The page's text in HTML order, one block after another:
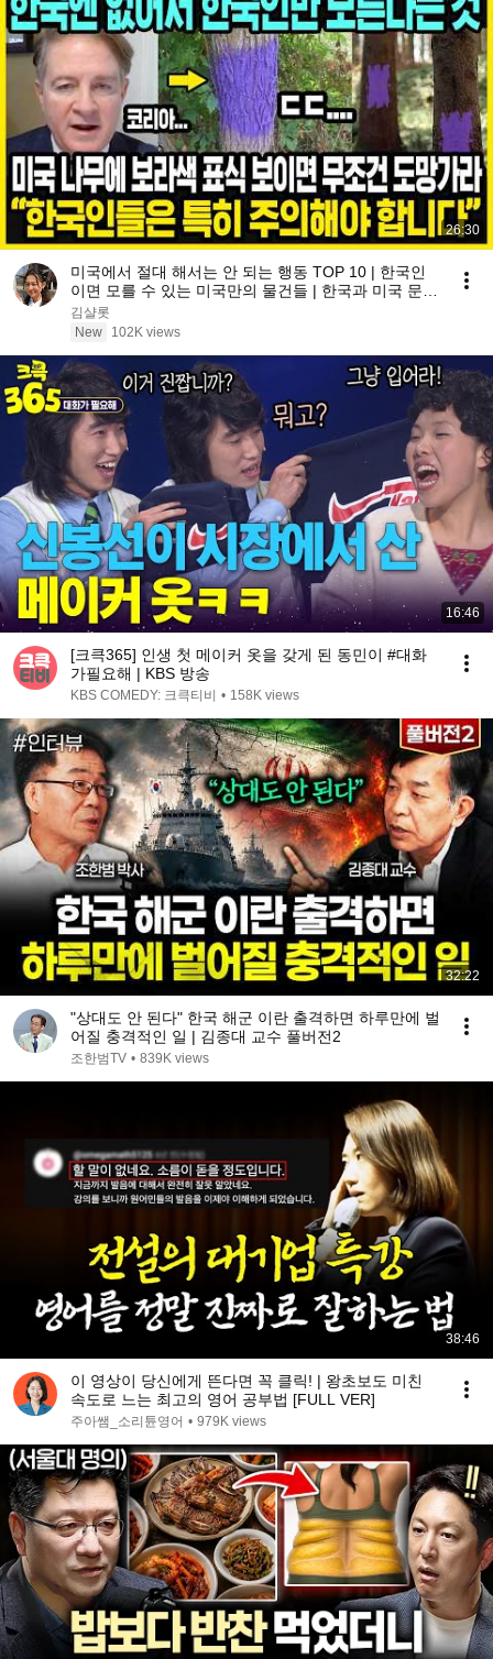
26:30
미국에서 절대 해서는 안 되는 행동 TOP 10 | 한국인
이면 모를 수 있는 미국만의 물건들 | 한국과 미국 문화
의 차이와 특징
김샬롯
New
102K views
16:46
[크큭365] 인생 첫 메이커 옷을 갖게 된 동민이 #대화
가필요해 | KBS 방송
KBS COMEDY: 크큭티비 • 158K views
32:22
"상대도 안 된다" 한국 해군 이란 출격하면 하루만에 벌
어질 충격적인 일 | 김종대 교수 풀버전2
조한범TV • 839K views
38:46
이 영상이 당신에게 뜬다면 꼭 클릭! | 왕초보도 미친
속도로 느는 최고의 영어 공부법 [FULL VER]
주아쌤_소리튠영어 • 979K views